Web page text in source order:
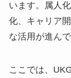
います。属人
化、キャリア
な活用が進んで
ここでは、